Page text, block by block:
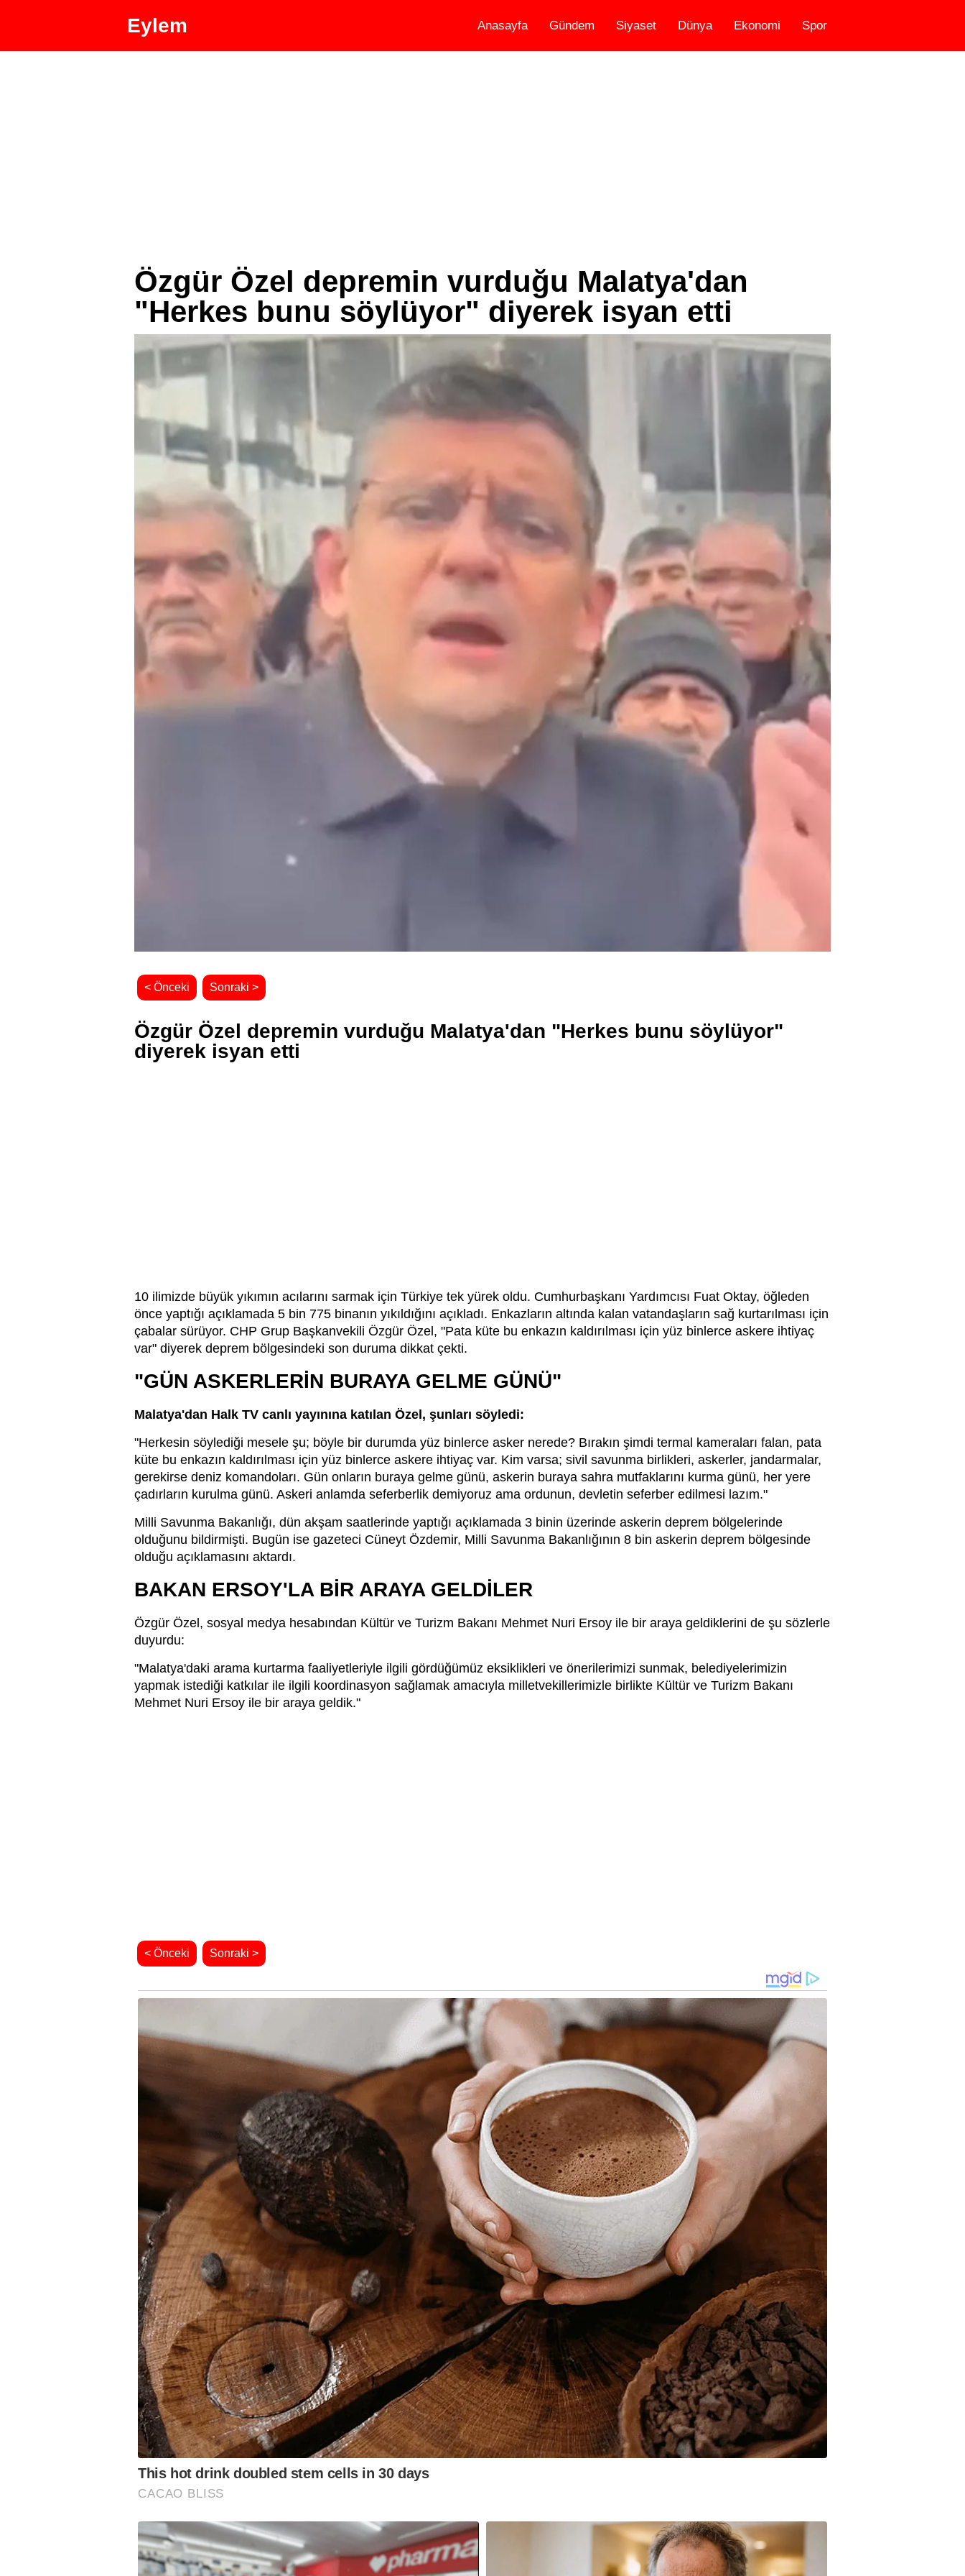
Eylem Anasayfa Gündem Siyaset Dünya Ekonomi Spor
Özgür Özel depremin vurduğu Malatya'dan
"Herkes bunu söylüyor" diyerek isyan etti
< Önceki Sonraki >
Özgür Özel depremin vurduğu Malatya'dan "Herkes bunu söylüyor"
diyerek isyan etti
10 ilimizde büyük yıkımın acılarını sarmak için Türkiye tek yürek oldu. Cumhurbaşkanı Yardımcısı Fuat Oktay, öğleden
önce yaptığı açıklamada 5 bin 775 binanın yıkıldığını açıkladı. Enkazların altında kalan vatandaşların sağ kurtarılması için
çabalar sürüyor. CHP Grup Başkanvekili Özgür Özel, "Pata küte bu enkazın kaldırılması için yüz binlerce askere ihtiyaç
var" diyerek deprem bölgesindeki son duruma dikkat çekti.
"GÜN ASKERLERİN BURAYA GELME GÜNÜ"
Malatya'dan Halk TV canlı yayınına katılan Özel, şunları söyledi:
"Herkesin söylediği mesele şu; böyle bir durumda yüz binlerce asker nerede? Bırakın şimdi termal kameraları falan, pata
küte bu enkazın kaldırılması için yüz binlerce askere ihtiyaç var. Kim varsa; sivil savunma birlikleri, askerler, jandarmalar,
gerekirse deniz komandoları. Gün onların buraya gelme günü, askerin buraya sahra mutfaklarını kurma günü, her yere
çadırların kurulma günü. Askeri anlamda seferberlik demiyoruz ama ordunun, devletin seferber edilmesi lazım."
Milli Savunma Bakanlığı, dün akşam saatlerinde yaptığı açıklamada 3 binin üzerinde askerin deprem bölgelerinde
olduğunu bildirmişti. Bugün ise gazeteci Cüneyt Özdemir, Milli Savunma Bakanlığının 8 bin askerin deprem bölgesinde
olduğu açıklamasını aktardı.
BAKAN ERSOY'LA BİR ARAYA GELDİLER
Özgür Özel, sosyal medya hesabından Kültür ve Turizm Bakanı Mehmet Nuri Ersoy ile bir araya geldiklerini de şu sözlerle
duyurdu:
"Malatya'daki arama kurtarma faaliyetleriyle ilgili gördüğümüz eksiklikleri ve önerilerimizi sunmak, belediyelerimizin
yapmak istediği katkılar ile ilgili koordinasyon sağlamak amacıyla milletvekillerimizle birlikte Kültür ve Turizm Bakanı
Mehmet Nuri Ersoy ile bir araya geldik."
< Önceki Sonraki >